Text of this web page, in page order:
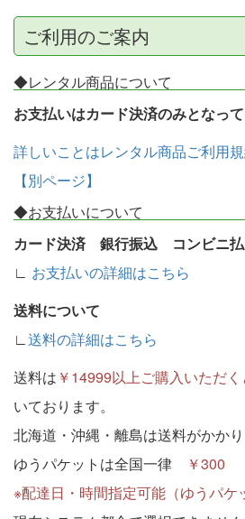
ご利用のご案内
◆レンタル商品について
お支払いはカード決済のみとなっ
詳しいことはレンタル商品ご利用
【別ページ】
◆お支払いについて
カード決済 銀行振込 コンビニ
∟ お支払いの詳細はこちら
送料について
∟ 送料の詳細はこちら
送料は ￥14999以上ご購入いただ
いております。
北海道・沖縄・離島は送料がかかり
ゆうパケットは全国一律
￥300
※配達日・時間指定可能（ゆうパケ